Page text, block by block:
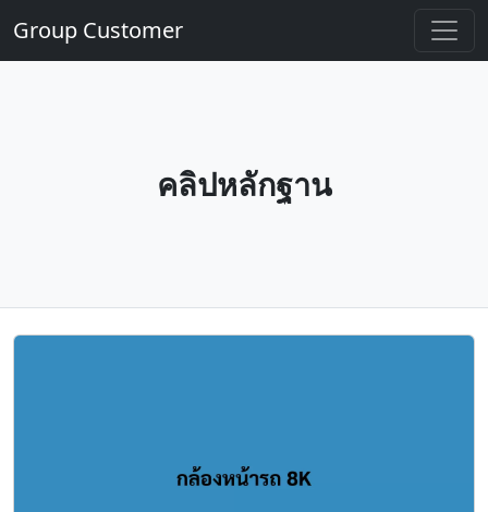
Group Customer
คลิปหลักฐาน